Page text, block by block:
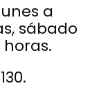
a
sábado
horas.